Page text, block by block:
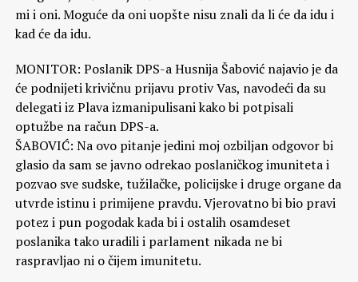
mi i oni. Moguće da oni uopšte nisu znali da li će da idu i
kad će da idu.
MONITOR: Poslanik DPS-a Husnija Šabović najavio je da
će podnijeti krivičnu prijavu protiv Vas, navodeći da su
delegati iz Plava izmanipulisani kako bi potpisali
optužbe na račun DPS-a.
ŠABOVIĆ: Na ovo pitanje jedini moj ozbiljan odgovor bi
glasio da sam se javno odrekao poslaničkog imuniteta i
pozvao sve sudske, tužilačke, policijske i druge organe da
utvrde istinu i primijene pravdu. Vjerovatno bi bio pravi
potez i pun pogodak kada bi i ostalih osamdeset
poslanika tako uradili i parlament nikada ne bi
raspravljao ni o čijem imunitetu.